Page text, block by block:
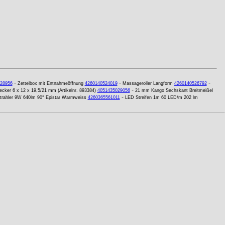
- Zettelbox mit Entnahmeöffnung 4260140524019- Massageroller Langform 4260140526792-
6 x 12 x 19,5/21 mm (Artikelnr. 893384) 4051435029056- 21 mm Kango Sechskant Breitmeißel
9W 640lm 90° Epistar Warmweiss 4260365561011- LED Streifen 1m 60 LED/m 202 lm